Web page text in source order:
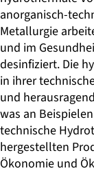
anorganisch-
Metallurgie
und im
desinfiziert. Die
in ihrer
und
was an
technische
hergestellten
Ökonomie und